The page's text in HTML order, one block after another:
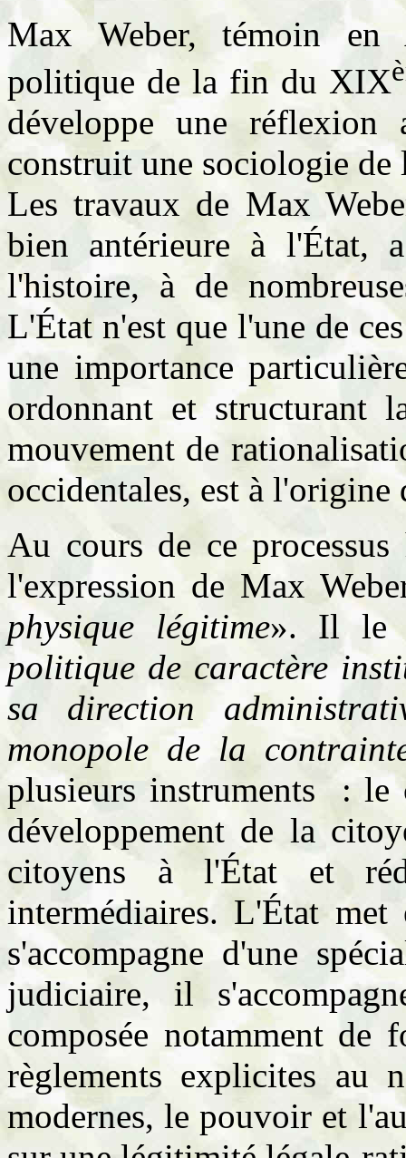
Max Weber, témoin en
politique de la fin du XIX
développe une
construit une sociologie
Les travaux de Max
bien antérieure à l'État,
l'histoire, à de
L'État n'est que l'une de
une importance
ordonnant et structurant
mouvement de
occidentales, est à l'origine
Au cours de ce
l'expression de Max
physique légitime». Il le
politique de caractère
sa direction
monopole de la
plusieurs instruments :
développement de la
citoyens à l'État et
intermédiaires. L'État
s'accompagne d'une
judiciaire, il
composée notamment de
règlements explicites au
modernes, le pouvoir et